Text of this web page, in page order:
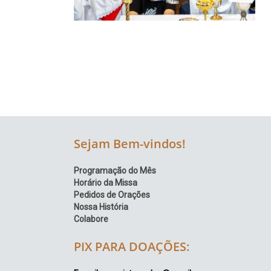
Região
Sejam Bem-vindos!
Programação do Mês
Horário da Missa
Pedidos de Orações
Nossa História
Colabore
PIX PARA DOAÇÕES: